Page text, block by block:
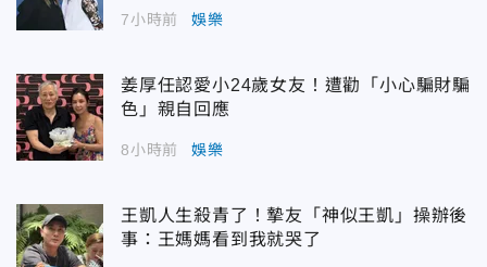
7小時前 娛樂
姜厚任認愛小24歲女友！遭勸「小心騙財騙
色」親自回應
8小時前 娛樂
王凱人生殺青了！摯友「神似王凱」操辦後
事：王媽媽看到我就哭了